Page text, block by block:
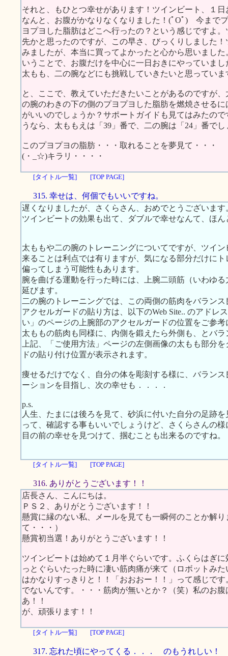
それと、もひとつ幸せがあります！ツインビート、１
なんと、お腹がかなりなくなりました！(ﾟOﾟ) 今まで
ヨプヨした脂肪はどこへ行ったの？という感じですよ
先かと思ったのですが、この早さ、びっくりしました
みましたが、本当に買ってよかったと心から思いまし
いうことで、お腹だけを中心に一日おきにやっていま
太もも、二の腕などにも挑戦していきたいと思っていま
と、ここで、教えていただきたいことがあるのですが
の腕のわきの下の側のプヨプヨした脂肪を燃焼させる
がいいのでしょうか？サポートガイドも見てはみたの
うなら、太ももえは「39」番で、二の腕は「24」番で
このプヨプヨの脂肪・・・取れることを夢見て・・・
(・_☆)キラリ・・・・
[タイトル一覧] [TOP PAGE]
315. 幸せは、何個でもいいですね。
遅くなりましたが、さくらさん、おめでとうございます
ツインビートの効果も出て、ダブルで幸せなんて、ほん
太ももや二の腕のトレーニングについてですが、ツイ
来ることは利点では有りますが、気になる部分だけに
偏ってしまう可能性もあります。
腕を曲げる運動を行った時には、上腕二頭筋（いわゆ
延びます。
二の腕のトレーニングでは、この両側の筋肉をバラン
アクセルガードの貼り方は、以下のWeb Site.. のアドレ
い」のページの上腕部のアクセルガードの位置をご参
太ももの筋肉も同様に、内側を鍛えたら外側も、とバ
上記、「ご使用方法」ページの左側画像の太もも部分
ドの貼り付け位置が表示されます。
痩せるだけでなく、自分の体を彫刻する様に、バラン
ーションを目指し、次の幸せも．．．．
p.s.
人生、たまには後ろを見て、砂浜に付いた自分の足跡
って、確認する事もいいでしょうけど、さくらさんの
目の前の幸せを見つけて、掴むことも出来るのですね。
[タイトル一覧] [TOP PAGE]
316. ありがとうございます！！
店長さん、こんにちは。
ＰＳ２、ありがとうございます！！
懸賞に縁のない私、メールを見ても一瞬何のことか解
て・・・）
懸賞初当選！ありがとうございます！！
ツインビートは始めて１月半ぐらいです。ふくらはぎ
っとぐらいたった時に凄い筋肉痛が来て（ロボットみ
はかなりすっきりと！！「おおおー！！」って感じで
でないんです。・・・筋肉が無いとか？（笑）私のお
あ！！
が、頑張ります！！
[タイトル一覧] [TOP PAGE]
317. 忘れた頃にやってくる．．． のもうれしい！